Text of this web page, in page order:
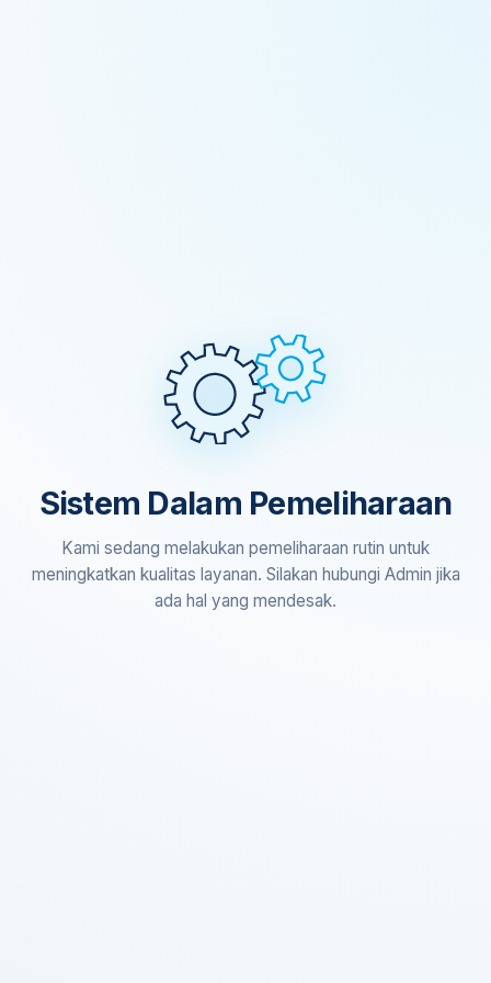
Sistem Dalam Pemeliharaan
Kami sedang melakukan pemeliharaan rutin untuk
meningkatkan kualitas layanan. Silakan hubungi Admin jika
ada hal yang mendesak.